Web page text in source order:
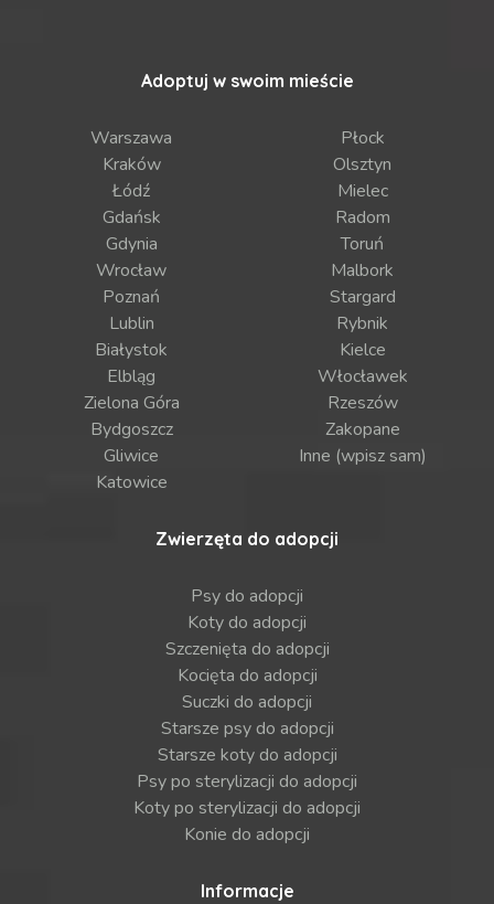
Adoptuj w swoim mieście
Warszawa
Kraków
Łódź
Gdańsk
Gdynia
Wrocław
Poznań
Lublin
Białystok
Elbląg
Zielona Góra
Bydgoszcz
Gliwice
Katowice
Płock
Olsztyn
Mielec
Radom
Toruń
Malbork
Stargard
Rybnik
Kielce
Włocławek
Rzeszów
Zakopane
Inne (wpisz sam)
Zwierzęta do adopcji
Psy do adopcji
Koty do adopcji
Szczenięta do adopcji
Kocięta do adopcji
Suczki do adopcji
Starsze psy do adopcji
Starsze koty do adopcji
Psy po sterylizacji do adopcji
Koty po sterylizacji do adopcji
Konie do adopcji
Informacje